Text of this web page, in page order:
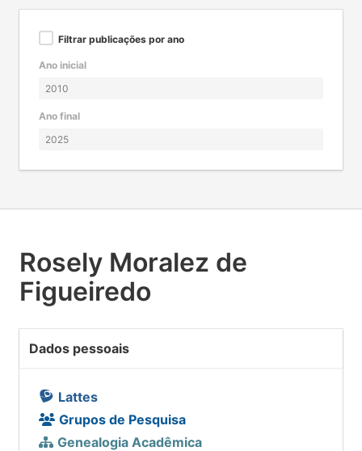
Filtrar publicações por ano
Ano inicial
Ano final
Rosely Moralez de
Figueiredo
Dados pessoais
Lattes
Grupos de Pesquisa
Genealogia Acadêmica